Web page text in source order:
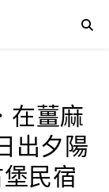
在薑麻
出夕陽
民宿